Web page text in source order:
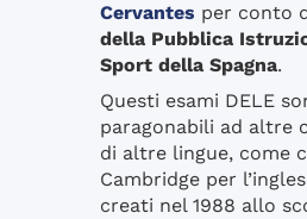
Cervantes per conto
della Pubblica
Sport della Spagna.
Questi esami DELE
paragonabili ad altre
di altre lingue, come
Cambridge per
creati nel 1988 allo